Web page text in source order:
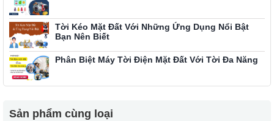
Tời Kéo Mặt Đất Với Những Ứng Dụng Nổi Bật
Bạn Nên Biết
Phân Biệt Máy Tời Điện Mặt Đất Với Tời Đa Năng
Sản phẩm cùng loại